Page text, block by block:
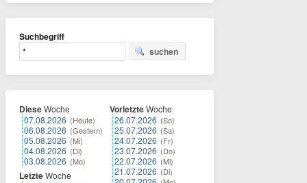
Suchbegriff
suchen
DieseWoche
07.08.2026 (Heute)
06.08.2026 (Gestern)
05.08.2026 (Mi)
04.08.2026 (Di)
03.08.2026 (Mo)
LetzteWoche
VorletzteWoche
26.07.2026 (So)
25.07.2026 (Sa)
24.07.2026 (Fr)
23.07.2026 (Do)
22.07.2026 (Mi)
21.07.2026 (Di)